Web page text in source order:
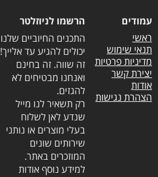
עמודים
ראשי
תנאי שימוש
מדיניות פרטיות
יצירת קשר
אודות
הצהרת נגישות
הרשמו לניוזלטר
התכנים החיוביים שלנו
יכולים להגיע עד אלייך!
זה שווה. זה בחינם
ואנחנו מבטיחים לא
להגזים.
רק תשאיר לנו מייל
שנדע לאן לשלוח
בעלי מוצרים או נותני
שירותים שונים
המוזכרים באתר.
למידע נוסף אודות